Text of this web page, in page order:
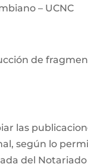
– UCNC
de
las
según lo
del Notariado